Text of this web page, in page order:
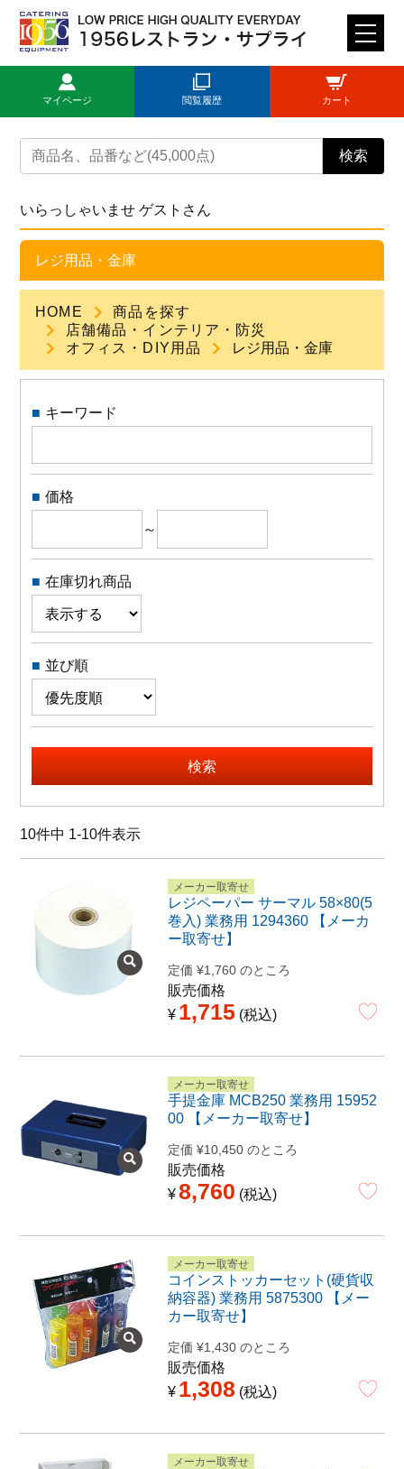
M
E
U
検索
マイページ 閲覧履歴 カート
トップページ
新規登録
商品一覧
ご利用ガイド
会社概要
OEMについて
Instagram
facebook
お問い合わせ
プライバシーポリシー
いらっしゃいませ ゲストさん
レジ用品・金庫
HOME
商品を探す
店舗備品・インテリア・防災
オフィス・DIY用品
レジ用品・金庫
キーワード
価格
～
在庫切れ商品
並び順
検索
10件中 1-10件表示
メーカー取寄せ
レジペーパー サーマル 58×80(5
巻入) 業務用 1294360 【メーカ
ー取寄せ】
定価 ¥1,760 のところ
販売価格
¥ 1,715 税込
メーカー取寄せ
手提金庫 MCB250 業務用 15952
00 【メーカー取寄せ】
定価 ¥10,450 のところ
販売価格
¥8,760 税込
メーカー取寄せ
コインストッカーセット(硬貨収
納容器) 業務用 5875300 【メー
カー取寄せ】
定価 ¥1,430 のところ
販売価格
¥ 1,308 税込
メーカー取寄せ